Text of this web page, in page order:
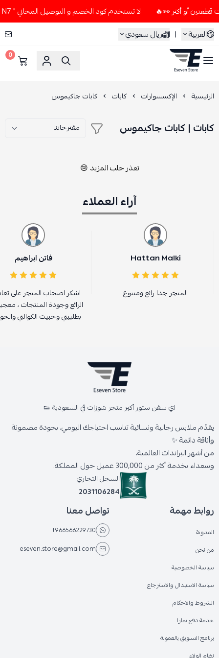
لا تستخدم كود الخصم و التوصيل المجاني " N7 " إلا إذا طلبت قطعتين أو أكثر 👀🔥
العربية
| ريال سعودي
ESEVEN STORE
0
الرئيسية الإكسسوارات كابات كابات جاكيموس
كابات | كابات جاكيموس
تعذر جلب المزيد 😢
آراء العملاء
Hattan Malki
المتجر جدا رائع ومتنوع
فاتن ابراهيم
اشكر اصحاب المتجر على
الرائع وجودة المنتجات ،
بطلبيتي وحبيت الكوالتي
اي سفن ستور أكبر متجر شوزات في السعودية 👟
يقدّم ملابس رجالية ونسائية تناسب احتياجك اليومي، بجودة مضمونة
وأناقة دائمة ✨
من أشهر البراندات العالمية،
وسعداء بخدمة أكثر من 300,000 عميل حول المملكة.
السجل التجاري
2031106284
روابط مهمة
المدونة
من نحن
سياسة الخصوصية
سياسة الاستبدال والاسترجاع
الشروط والاحكام
خدمة دفع تمارا
برنامج التسويق بالعمولة
نظام الولاء
تواصل معنا
+966566229730
eseven.store@gmail.com